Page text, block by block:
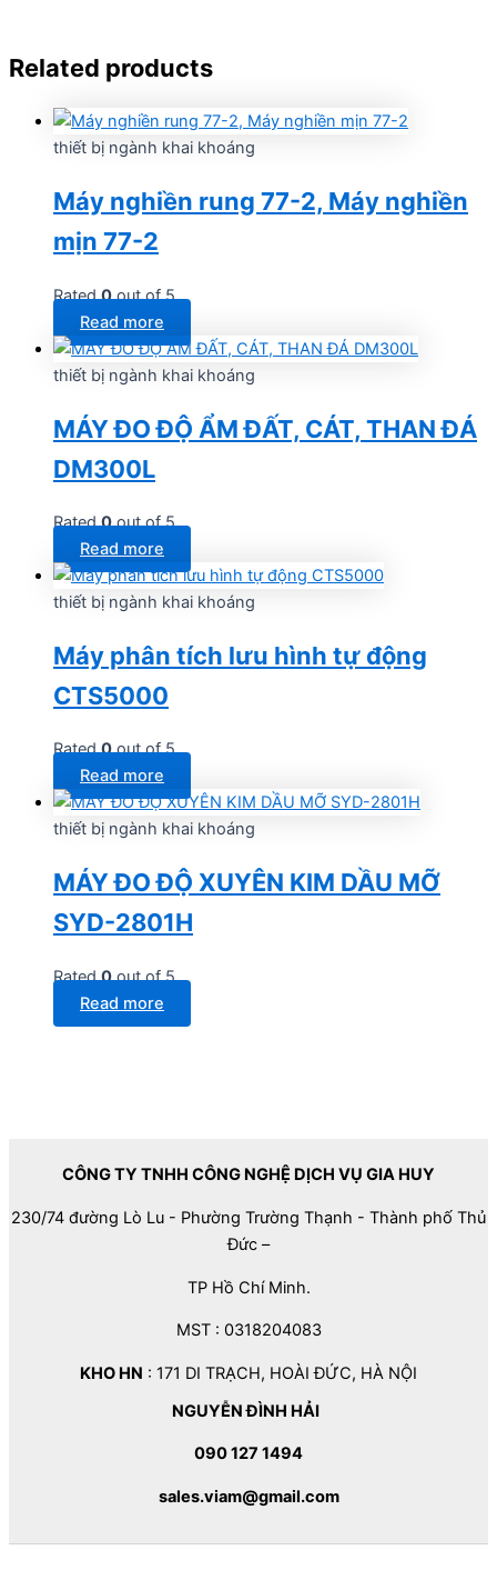
Related products
thiết bị ngành khai khoáng
Máy nghiền rung 77-2, Máy nghiền
mịn 77-2
Rated0out of 5
Read more
thiết bị ngành khai khoáng
MÁY ĐO ĐỘ ẨM ĐẤT, CÁT, THAN ĐÁ
DM300L
Rated0out of 5
Read more
thiết bị ngành khai khoáng
Máy phân tích lưu hình tự động
CTS5000
Rated0out of 5
Read more
thiết bị ngành khai khoáng
MÁY ĐO ĐỘ XUYÊN KIM DẦU MỠ
SYD-2801H
Rated0out of 5
Read more
CÔNG TY TNHH CÔNG NGHỆ DỊCH VỤ GIA HUY
230/74 đường Lò Lu - Phường Trường Thạnh - Thành phố Thủ
Đức –
TP Hồ Chí Minh.
MST : 0318204083
KHO HN : 171 DI TRẠCH, HOÀI ĐỨC, HÀ NỘI
NGUYỄN ĐÌNH HẢI
090 127 1494
sales.viam@gmail.com